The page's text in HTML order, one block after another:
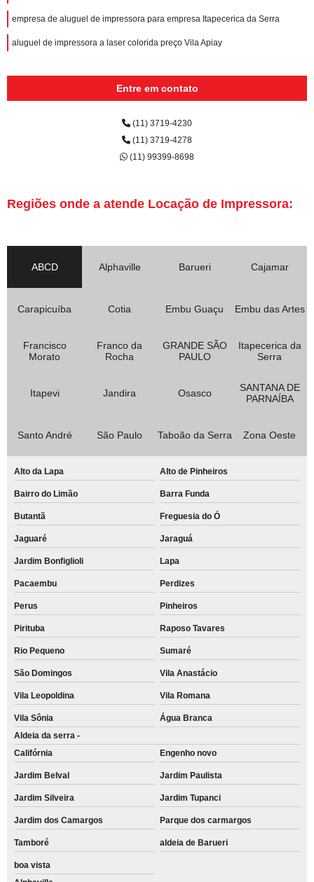
empresa de aluguel de impressora para empresa Itapecerica da Serra
aluguel de impressora a laser colorida preço Vila Apiay
Entre em contato
(11) 3719-4230
(11) 3719-4278
(11) 99399-8698
Regiões onde a atende Locação de Impressora:
ABCD Alphaville Barueri Cajamar
Carapicuíba Cotia Embu Guaçu Embu das Artes
Francisco
Morato
Franco da
Rocha
GRANDE SÃO
PAULO
Itapecerica da
Serra
Itapevi Jandira Osasco
SANTANA DE
PARNAÍBA
Santo André São Paulo Taboão da Serra Zona Oeste
Alto da Lapa Alto de Pinheiros
Bairro do Limão Barra Funda
Butantã Freguesia do Ó
Jaguaré Jaraguá
Jardim Bonfiglioli Lapa
Pacaembu Perdizes
Perus Pinheiros
Pirituba Raposo Tavares
Rio Pequeno Sumaré
São Domingos Vila Anastácio
Vila Leopoldina Vila Romana
Vila Sônia
Água Branca
Aldeia da serra -
Califórnia
Engenho novo
Jardim Belval Jardim Paulista
Jardim Silveira Jardim Tupanci
Jardim dos Camargos Parque dos carmargos
Tamboré aldeia de Barueri
boa vista